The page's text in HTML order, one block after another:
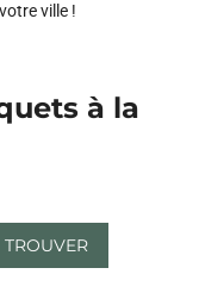
ville !
à la
TROUVER